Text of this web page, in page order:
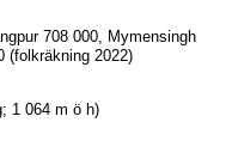
708 000, Mymensingh
(folkräkning 2022)
1 064 m ö h)